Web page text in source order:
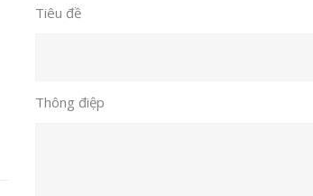
Tiêu đề
Thông điệp